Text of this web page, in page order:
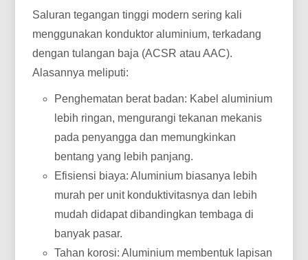
Saluran tegangan tinggi modern sering kali
menggunakan konduktor aluminium, terkadang
dengan tulangan baja (ACSR atau AAC).
Alasannya meliputi:
Penghematan berat badan: Kabel aluminium
lebih ringan, mengurangi tekanan mekanis
pada penyangga dan memungkinkan
bentang yang lebih panjang.
Efisiensi biaya: Aluminium biasanya lebih
murah per unit konduktivitasnya dan lebih
mudah didapat dibandingkan tembaga di
banyak pasar.
Tahan korosi: Aluminium membentuk lapisan